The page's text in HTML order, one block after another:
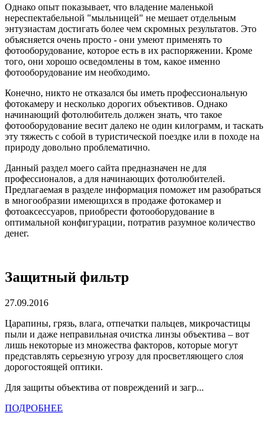
Однако опыт показывает, что владение маленькой
нереспектабельной "мыльницей" не мешает отдельным
энтузиастам достигать более чем скромных результатов. Это
объясняется очень просто - они умеют применять то
фотооборудование, которое есть в их распоряжении. Кроме
того, они хорошо осведомлены в том, какое именно
фотооборудование им необходимо.
Конечно, никто не отказался бы иметь профессиональную
фотокамеру и несколько дорогих объективов. Однако
начинающий фотолюбитель должен знать, что такое
фотооборудование весит далеко не один килограмм, и таскать
эту тяжесть с собой в туристической поездке или в походе на
природу довольно проблематично.
Данный раздел моего сайта предназначен не для
профессионалов, а для начинающих фотолюбителей.
Предлагаемая в разделе информация поможет им разобраться
в многообразии имеющихся в продаже фотокамер и
фотоаксессуаров, приобрести фотооборудование в
оптимальной конфигурации, потратив разумное количество
денег.
Защитный фильтр
27.09.2016
Царапины, грязь, влага, отпечатки пальцев, микрочастицы
пыли и даже неправильная очистка линзы объектива – вот
лишь некоторые из множества факторов, которые могут
представлять серьезную угрозу для просветляющего слоя
дорогостоящей оптики.
Для защиты объектива от повреждений и загр...
ПОДРОБНЕЕ